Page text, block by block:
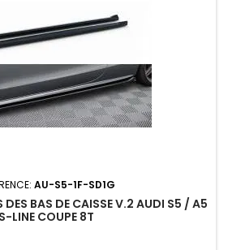
AU-S5-1F-SD1G
BAS DE CAISSE V.2 AUDI S5 / A5
S-LINE COUPE 8T